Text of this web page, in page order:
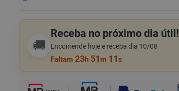
🚚
Receba no próximo dia útil!
Encomende hoje e receba dia 10/08
Faltam 23h 51 m 10s